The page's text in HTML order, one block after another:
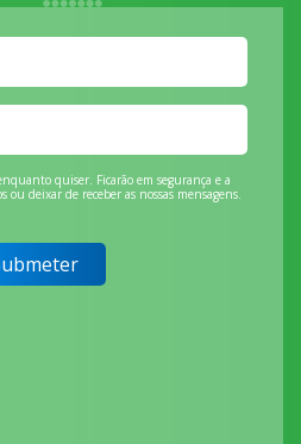
quiser. Ficarão em segurança e a
deixar de receber as nossas mensagens.